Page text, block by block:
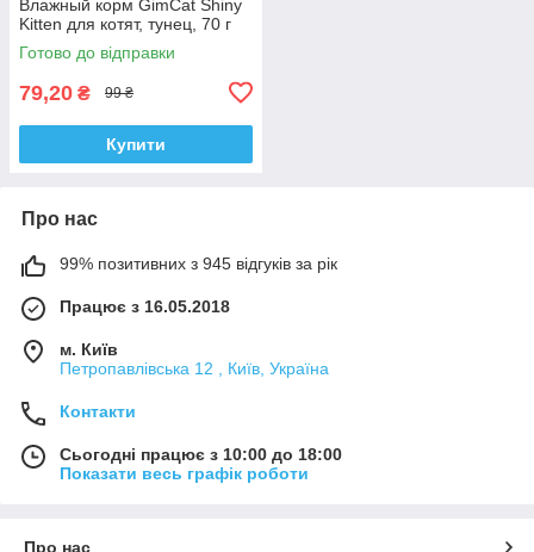
Влажный корм GimCat Shiny
Kitten для котят, тунец, 70 г
Готово до відправки
79,20 ₴ 99 ₴
Купити
Про нас
99% позитивних з 945 відгуків за рік
Працює з 16.05.2018
м. Київ
Петропавлівська 12 , Київ, Україна
Контакти
Сьогодні працює з 10:00 до 18:00
Показати весь графік роботи
Про нас